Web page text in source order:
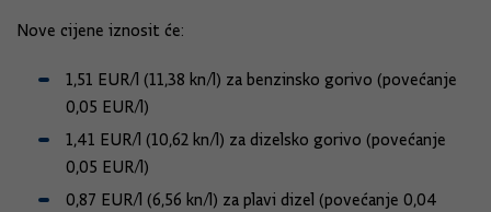
Nove cijene iznosit će:
1,51 EUR/l (11,38 kn/l) za benzinsko gorivo (povećanje
0,05 EUR/l)
1,41 EUR/l (10,62 kn/l) za dizelsko gorivo (povećanje
0,05 EUR/l)
0,87 EUR/l (6,56 kn/l) za plavi dizel (povećanje 0,04